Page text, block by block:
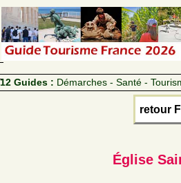
12 Guides : Démarches - Santé -
retour
Église